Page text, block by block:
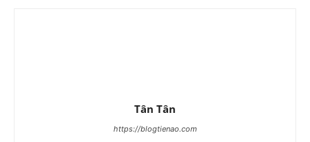
Tân Tân
https://blogtienao.com